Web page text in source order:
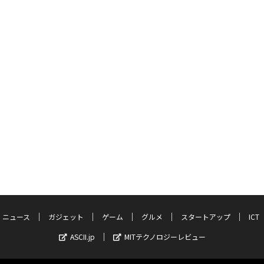
ニュース ガジェット ゲーム グルメ スタートアップ
ICT
ASCII.jp
MITテクノロジーレビュー